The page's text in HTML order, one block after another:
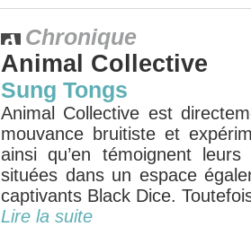
Chronique
Animal Collective
Sung Tongs
Animal Collective est
mouvance bruitiste et
ainsi qu’en témoignent
situées dans un espace
captivants Black Dice.
Lire la suite